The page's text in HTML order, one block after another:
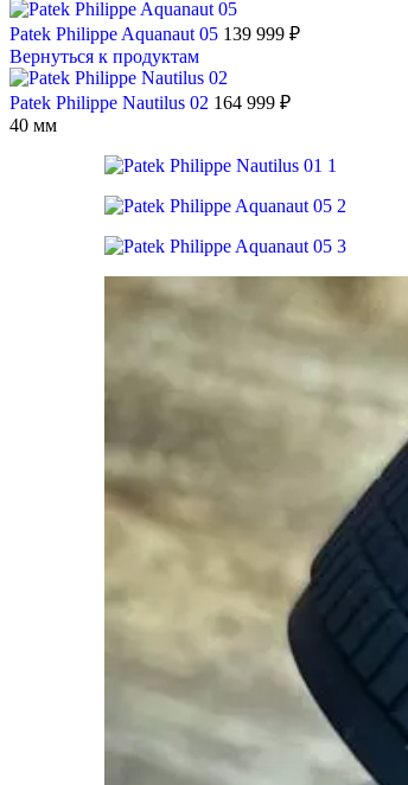
Patek Philippe Aquanaut 05 139 999 ₽
Вернуться к продуктам
Patek Philippe Nautilus 02 164 999 ₽
40 мм